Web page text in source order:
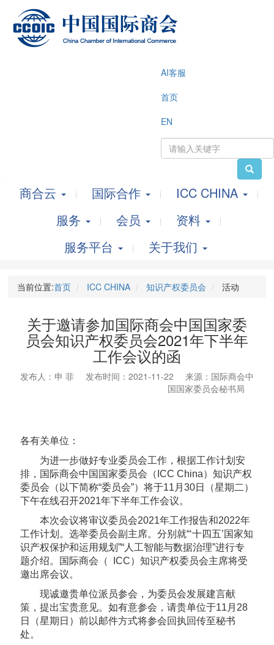
AI客服
首页
EN
商合云 国际合作
ICC CHINA
服务
会员
资料
服务平台
关于我们
当前位置:首页 ICC CHINA 知识产权委员会 活动
关于邀请参加国际商会中国国家委
员会知识产权委员会2021年下半年
工作会议的函
发布人：申 菲 发布时间：2021-11-22
来源：国际商会中
国国家委员会秘书局
各有关单位：
为进一步做好专业委员会工作，根据工作计划安
排，国际商会中国国家委员会（ICC China）知识产权
委员会（以下简称“委员会”）将于11月30日（星期二）
下午在线召开2021年下半年工作会议。
本次会议将审议委员会2021年工作报告和2022年
工作计划。选举委员会副主席。分别就“‘十四五’国家知
识产权保护和运用规划”“人工智能与数据治理”进行专
题介绍。国际商会（ ICC）知识产权委员会主席将受
邀出席会议。
现诚邀贵单位派员参会，为委员会发展建言献
策，提出宝贵意见。如有意参会，请贵单位于11月28
日（星期日）前以邮件方式将参会回执回传至秘书
处。